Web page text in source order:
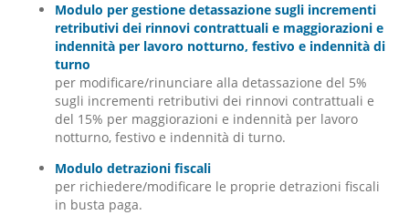
Modulo per gestione detassazione sugli incrementi
retributivi dei rinnovi contrattuali e maggiorazioni e
indennità per lavoro notturno, festivo e indennità di
turno
per modificare/rinunciare alla detassazione del 5%
sugli incrementi retributivi dei rinnovi contrattuali e
del 15% per maggiorazioni e indennità per lavoro
notturno, festivo e indennità di turno.
Modulo detrazioni fiscali
per richiedere/modificare le proprie detrazioni fiscali
in busta paga.